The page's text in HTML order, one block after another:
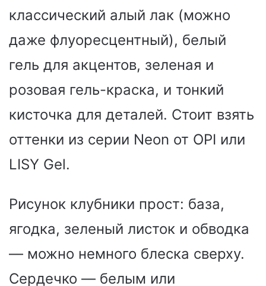
классический алый лак (можно
даже флуоресцентный), белый
гель для акцентов, зеленая и
розовая гель-краска, и тонкий
кисточка для деталей. Стоит взять
оттенки из серии Neon от OPI или
LISY Gel.
Рисунок клубники прост: база,
ягодка, зеленый листок и обводка
— можно немного блеска сверху.
Сердечко — белым или